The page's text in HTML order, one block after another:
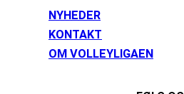
NYHEDER
KONTAKT
OM VOLLEYLIGAEN